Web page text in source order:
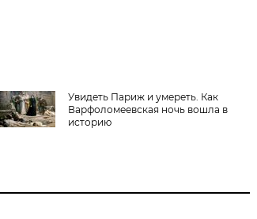
Увидеть Париж и умереть. Как
Варфоломеевская ночь вошла в
историю